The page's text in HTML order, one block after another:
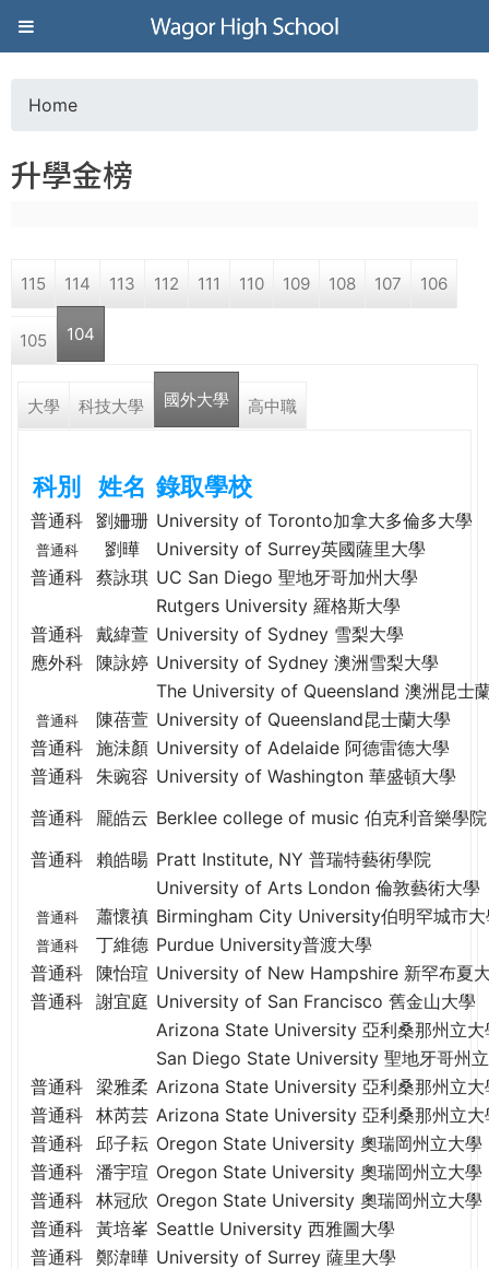
Jump to navigation
葳
格
高
學
WAGOR
TODAY
THE
WORLD
YOU
THE
PATH
GLOBAL
CITIZENSHIP
o
a
r
e
e
r
Home
升學金榜
115 114 113 112 111 110 109 108 107 106
105 104
大學 科技大學 國外大學 (active tab)
高中職
科別 姓名 錄取學校
普通科 劉姍珊 University of Toronto加拿大多倫多大學
普通科 劉曄
University of Surrey英國薩里大學
普通科 蔡詠琪 UC San Diego 聖地牙哥加州大學
Rutgers University 羅格斯大學
普通科 戴緯萱 University of Sydney 雪梨大學
應外科 陳詠婷 University of Sydney 澳洲雪梨大學
The University of Queensland 澳洲昆士
普通科 陳蓓萱 University of Queensland昆士蘭大學
普通科 施沬顏 University of Adelaide 阿德雷德大學
普通科 朱豌容 University of Washington 華盛頓大學
普通科
龎皓云 Berklee college of music 伯克利音樂學
普通科
賴皓暘 Pratt Institute, NY 普瑞特藝術學院
University of Arts London 倫敦藝術大學
普通科 蕭懷禛 Birmingham City University伯明罕城市大
普通科 丁維德 Purdue University普渡大學
普通科 陳怡瑄 University of New Hampshire 新罕布夏
普通科 謝宜庭 University of San Francisco 舊金山大學
Arizona State University 亞利桑那州立大
San Diego State University 聖地牙哥州
普通科 梁雅柔 Arizona State University 亞利桑那州立大
普通科 林芮芸 Arizona State University 亞利桑那州立大
普通科 邱子耘 Oregon State University 奧瑞岡州立大學
普通科 潘宇瑄 Oregon State University 奧瑞岡州立大學
普通科 林冠欣 Oregon State University 奧瑞岡州立大學
普通科 黃培峯 Seattle University 西雅圖大學
普通科 鄭湋曄 University of Surrey 薩里大學